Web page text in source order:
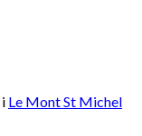
i Le Mont St Michel